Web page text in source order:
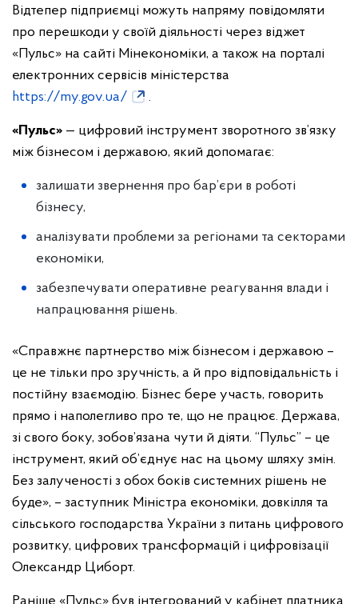
Відтепер підприємці можуть напряму повідомляти
про перешкоди у своїй діяльності через віджет
«Пульс» на сайті Мінекономіки, а також на порталі
електронних сервісів міністерства
https://my.gov.ua/
.
«Пульс» — цифровий інструмент зворотного зв’язку
між бізнесом і державою, який допомагає:
залишати звернення про бар’єри в роботі
бізнесу,
аналізувати проблеми за регіонами та секторами
економіки,
забезпечувати оперативне реагування влади і
напрацювання рішень.
«Справжнє партнерство між бізнесом і державою –
це не тільки про зручність, а й про відповідальність і
постійну взаємодію. Бізнес бере участь, говорить
прямо і наполегливо про те, що не працює. Держава,
зі свого боку, зобов’язана чути й діяти. “Пульс” – це
інструмент, який об’єднує нас на цьому шляху змін.
Без залученості з обох боків системних рішень не
буде», – заступник Міністра економіки, довкілля та
сільського господарства України з питань цифрового
розвитку, цифрових трансформацій і цифровізації
Олександр Циборт.
Раніше «Пульс» був інтегрований у кабінет платника